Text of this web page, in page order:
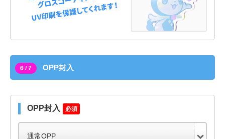
6 / 7 OPP封入
OPP封入 必須